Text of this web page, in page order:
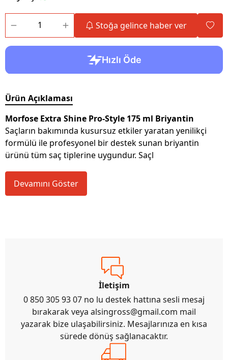
Stoğa gelince haber ver
Ürün Açıklaması
Morfose Extra Shine Pro-Style 175 ml Briyantin
Saçların bakımında kusursuz etkiler yaratan yenilikçi
formülü ile profesyonel bir destek sunan briyantin
ürünü tüm saç tiplerine uygundur. Saçl
Devamını Göster
İletişim
0 850 305 93 07 no lu destek hattına sesli mesaj
bırakarak veya alsingross@gmail.com mail
yazarak bize ulaşabilirsiniz. Mesajlarınıza en kısa
sürede dönüş sağlanacaktır.